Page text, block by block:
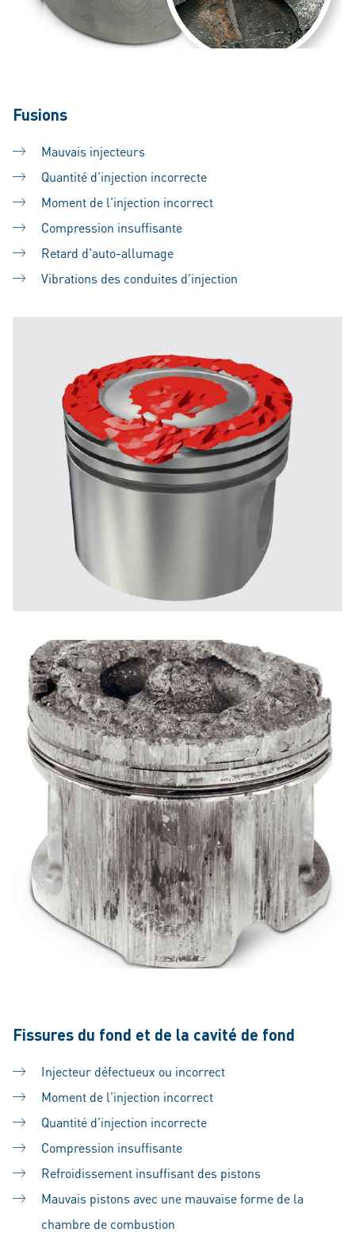
Fusions
Mauvais injecteurs
Quantité d'injection incorrecte
Moment de l'injection incorrect
Compression insuffisante
Retard d'auto-allumage
Vibrations des conduites d'injection
Fissures du fond et de la cavité de fond
Injecteur défectueux ou incorrect
Moment de l'injection incorrect
Quantité d'injection incorrecte
Compression insuffisante
Refroidissement insuffisant des pistons
Mauvais pistons avec une mauvaise forme de la
chambre de combustion